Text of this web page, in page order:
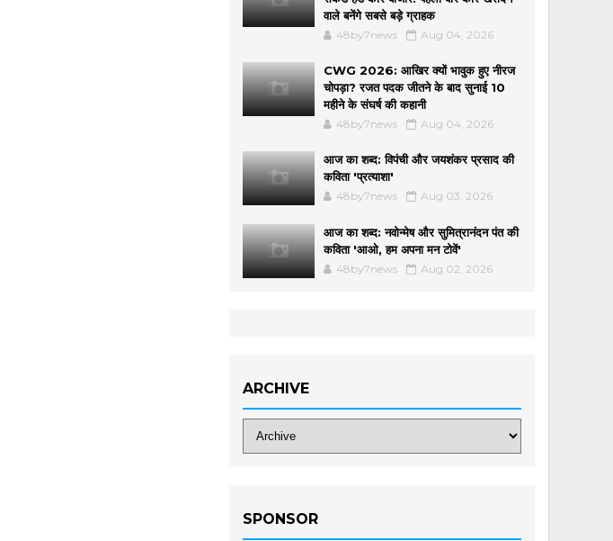
वाले बनेंगे सबसे बड़े ग्राहक
48by7news Aug 04, 2026
CWG 2026: आखिर क्यों भावुक हुए नीरज
चोपड़ा? रजत पदक जीतने के बाद सुनाई 10
महीने के संघर्ष की कहानी
48by7news Aug 04, 2026
आज का शब्द: विपंची और जयशंकर प्रसाद की
कविता 'प्रत्याशा'
48by7news Aug 03, 2026
आज का शब्द: नवोन्मेष और सुमित्रानंदन पंत की
कविता 'आओ, हम अपना मन टोवें'
48by7news Aug 02, 2026
ARCHIVE
SPONSOR